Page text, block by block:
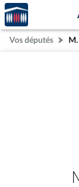
Aller au contenu
Aller en bas de la
Accèder
à la
page
d'accueil
Vos députés